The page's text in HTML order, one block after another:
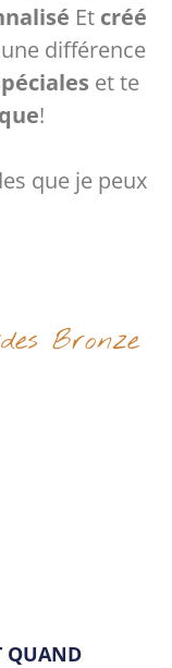
Et créé
différence
et te
!
que je peux
Bronze
QUAND